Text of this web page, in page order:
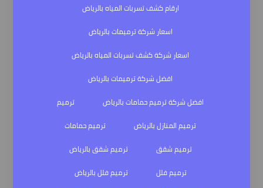
ارقام كشف تسربات المياه بالرياض
اسعار شركة ترميمات بالرياض
اسعار شركة كشف تسربات المياه بالرياض
افضل شركة ترميمات بالرياض
افضل شركة ترميم حمامات بالرياض
ترميم
ترميم المنازل بالرياض
ترميم حمامات
ترميم شقق
ترميم شقق بالرياض
ترميم فلل
ترميم فلل بالرياض